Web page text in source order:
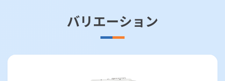
バリエーション